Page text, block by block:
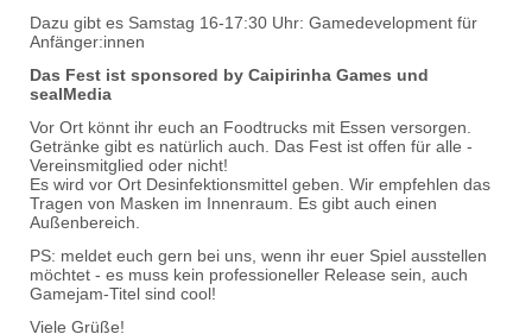
Dazu gibt es Samstag 16-17:30 Uhr: Gamedevelopment für
Anfänger:innen
Das Fest ist sponsored by Caipirinha Games und
sealMedia
Vor Ort könnt ihr euch an Foodtrucks mit Essen versorgen.
Getränke gibt es natürlich auch. Das Fest ist offen für alle -
Vereinsmitglied oder nicht!
Es wird vor Ort Desinfektionsmittel geben. Wir empfehlen das
Tragen von Masken im Innenraum. Es gibt auch einen
Außenbereich.
PS: meldet euch gern bei uns, wenn ihr euer Spiel ausstellen
möchtet - es muss kein professioneller Release sein, auch
Gamejam-Titel sind cool!
Viele Grüße!